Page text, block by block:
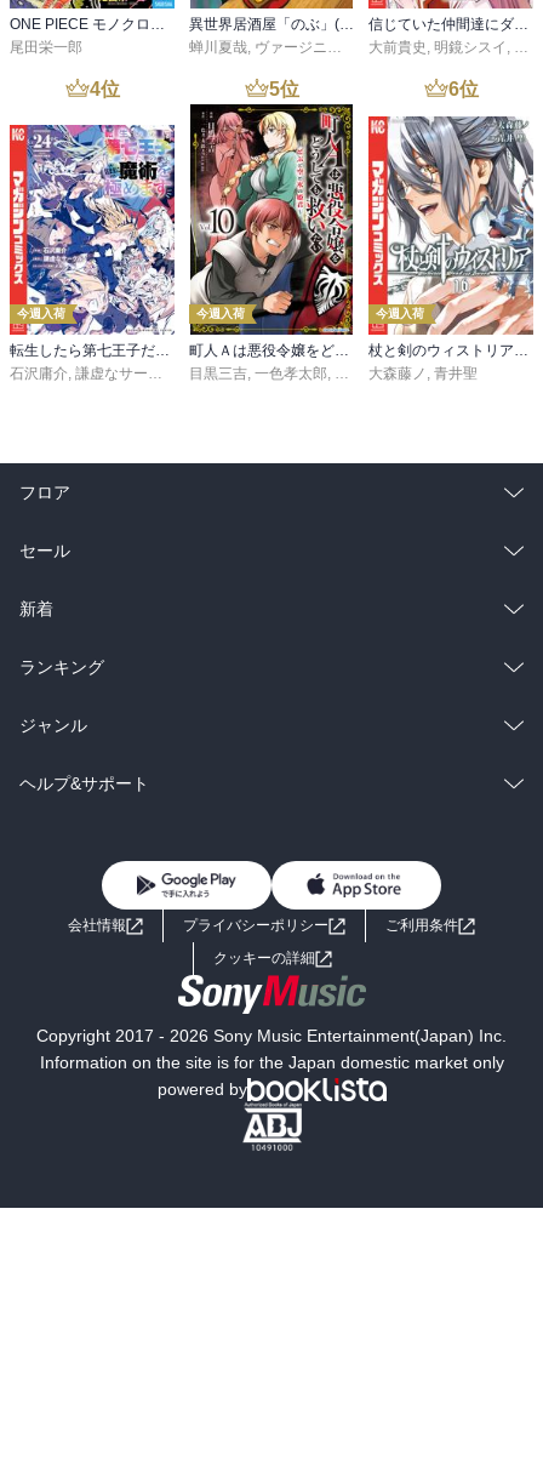
ONE PIECE モノクロ版 115
尾田栄一郎
異世界居酒屋「のぶ」(22)
蝉川夏哉, ヴァージニア二等兵 ,転
信じていた仲間達にダンジョン奥地で殺されかけたがギフト『無限ガチャ』でレベル９９９９の仲間達を手に入れて元パーティーメンバーと世界に復讐＆『ざまぁ！』します！（２３）
大前貴史 , 明鏡シスイ , ｔ
4位
今週入荷
転生したら第七王子だったので、気ままに魔術を極めます（２４）
石沢庸介, 謙虚なサークル メル。
5位
今週入荷
町人Ａは悪役令嬢をどうしても救いたい ～どぶと空と氷の姫君～１０【電子書店共通特典イラスト付】
目黒三吉, 一色孝太郎, Parum
6位
今週入荷
杖と剣のウィストリア（１６）
大森藤ノ , 青井聖
フロア
総合
ラノベ
雑誌・グラビア
BL・TL
セール
総合
ラノベ
雑誌・グラビア
BL・TL
新着
総合
ラノベ
雑誌・グラビア
ランキング
総合
ラノベ
ジャンル
コミック
ライトノベル 男子向けラノベ
小説
海外小説
ミステリー SF
文学
ヘルプ&サポート
よくあるご質問 お問い合わせ
会社情報 プライバシーポリシー
ご利用条件
クッキーの詳細
Copyright 2017 - 2026 Sony Music Entertainment(Japan) Inc.
Information on the site is for the Japan domestic market only
powered by